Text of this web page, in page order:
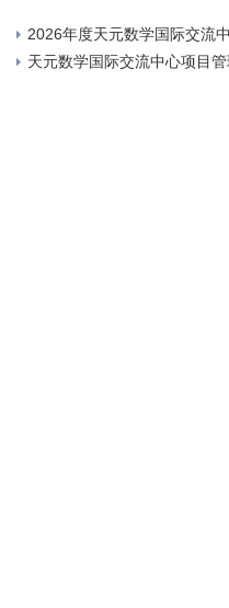
2026年度天元数学国际交流
天元数学国际交流中心项目